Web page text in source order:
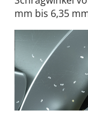
mm bis 6,35